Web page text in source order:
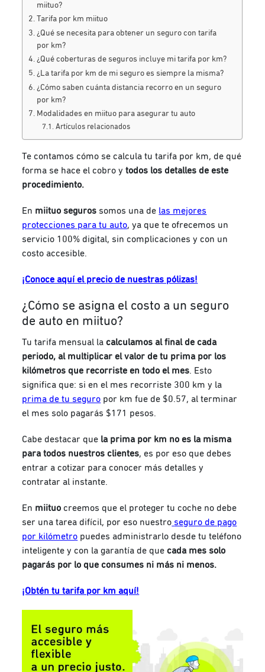
miituo?
Tarifa por km miituo
¿Qué se necesita para obtener un seguro con tarifa
por km?
¿Qué coberturas de seguros incluye mi tarifa por km?
¿La tarifa por km de mi seguro es siempre la misma?
¿Cómo saben cuánta distancia recorro en un seguro
por km?
Modalidades en miituo para asegurar tu auto
Artículos relacionados
Te contamos cómo se calcula tu tarifa por km,de qué
forma se hace el cobro ytodos los detalles de este
procedimiento.
En miituo segurossomos una de las mejores
protecciones para tu auto, ya que te ofrecemos un
servicio 100% digital, sin complicaciones y con un
costo accesible.
¡Conoce aquí el precio de nuestras pólizas!
¿Cómo se asigna el costo a un seguro
de auto en miituo?
Tu tarifa mensual la calculamos al final de cada
periodo, al multiplicar el valor de tu prima por los
kilómetros que recorriste en todo el mes. Esto
significa que: si en el mes recorriste 300 km y la
prima de tu seguro por km fue de $0.57, al terminar
el mes solo pagarás $171 pesos.
Cabe destacar que la prima por km no es la misma
para todos nuestros clientes, es por eso que debes
entrar a cotizar para conocer más detalles y
contratar al instante.
En miituo creemos que el proteger tu coche no debe
ser una tarea difícil, por eso nuestro seguro de pago
por kilómetro puedes administrarlo desde tu teléfono
inteligente y con la garantía de que cada mes solo
pagarás por lo que consumes ni más ni menos.
¡Obtén tu tarifa por km aquí!